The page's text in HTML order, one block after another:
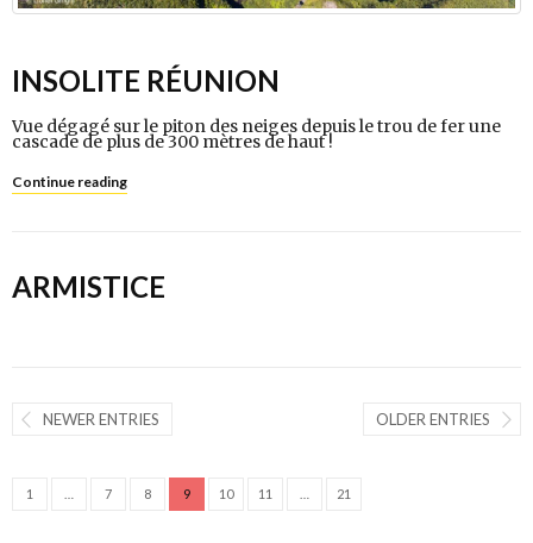
INSOLITE RÉUNION
Vue dégagé sur le piton des neiges depuis le trou de fer une
cascade de plus de 300 mètres de haut !
Continue reading
ARMISTICE
NEWER ENTRIES OLDER ENTRIES
1 7 8 9 10 11 21